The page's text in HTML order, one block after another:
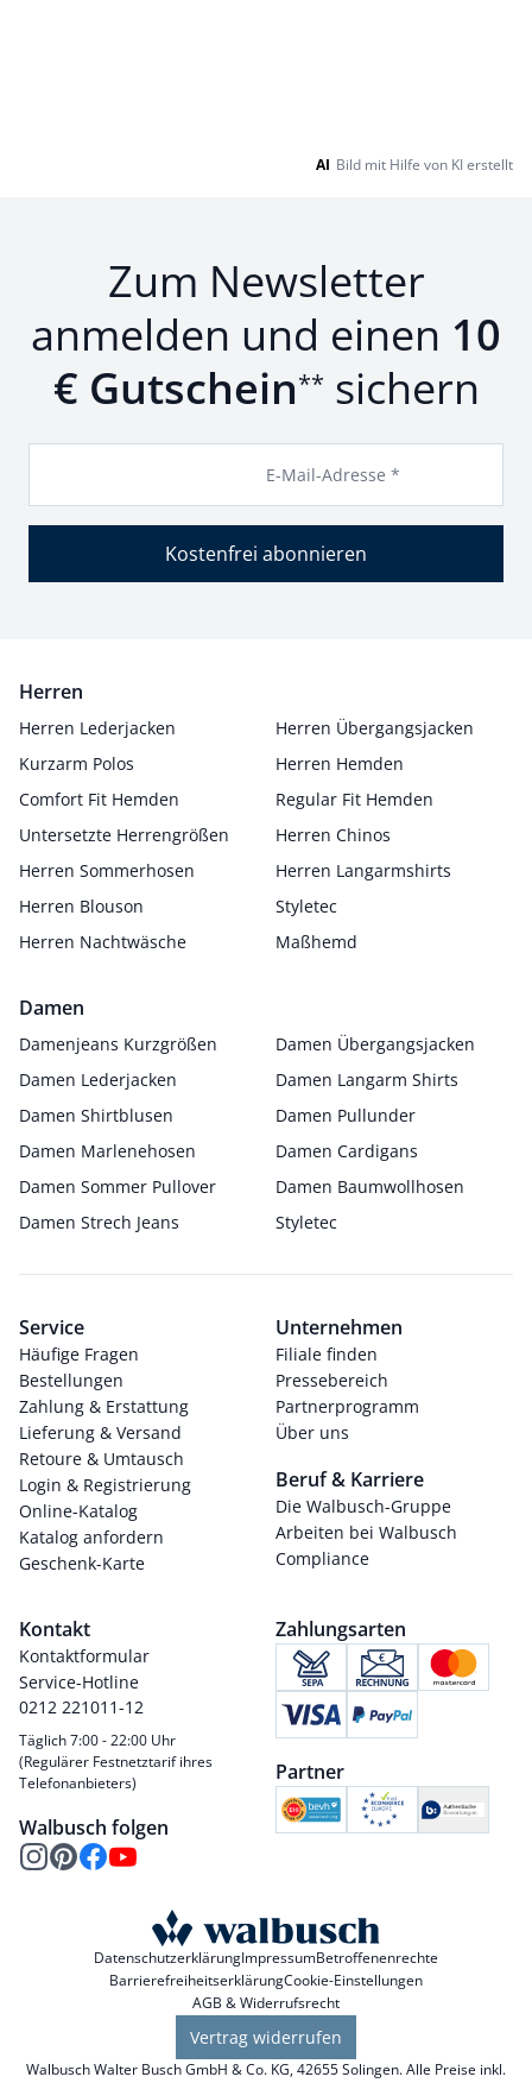
AI Bild mit Hilfe von KI erstellt
Zum Newsletter
anmelden und einen 10
€ Gutschein** sichern
E-Mail-Adresse *
Kostenfrei abonnieren
Herren
Herren Lederjacken
Herren Übergangsjacken
Kurzarm Polos
Herren Hemden
Comfort Fit Hemden
Regular Fit Hemden
Untersetzte Herrengrößen
Herren Chinos
Herren Sommerhosen
Herren Langarmshirts
Herren Blouson
Styletec
Herren Nachtwäsche
Maßhemd
Damen
Damenjeans Kurzgrößen
Damen Übergangsjacken
Damen Lederjacken
Damen Langarm Shirts
Damen Shirtblusen
Damen Pullunder
Damen Marlenehosen
Damen Cardigans
Damen Sommer Pullover
Damen Baumwollhosen
Damen Strech Jeans
Styletec
Service
Häufige Fragen
Bestellungen
Zahlung & Erstattung
Lieferung & Versand
Retoure & Umtausch
Login & Registrierung
Online-Katalog
Katalog anfordern
Geschenk-Karte
Unternehmen
Filiale finden
Pressebereich
Partnerprogramm
Über uns
Beruf & Karriere
Die Walbusch-Gruppe
Arbeiten bei Walbusch
Compliance
Kontakt
Kontaktformular
Service-Hotline
0212 221011-12
Täglich 7:00 - 22:00 Uhr
(Regulärer Festnetztarif ihres
Telefonanbieters)
Walbusch folgen
Zahlungsarten
Partner
DatenschutzerklärungImpressumBetroffenenrechte
BarrierefreiheitserklärungCookie-Einstellungen
AGB & Widerrufsrecht
Vertrag widerrufen
Walbusch Walter Busch GmbH & Co. KG, 42655 Solingen. Alle Preise inkl.